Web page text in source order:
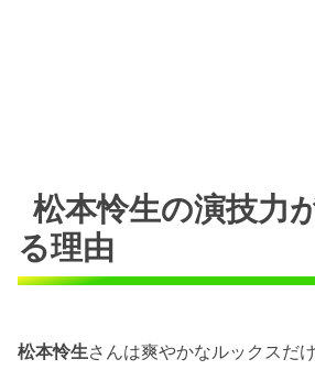
松本怜生の演技力
る理由
松本怜生さんは爽やかなルックスだ